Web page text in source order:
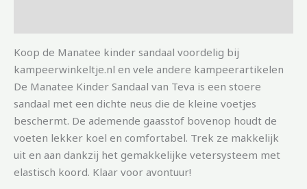
Koop de Manatee kinder sandaal voordelig bij
kampeerwinkeltje.nl en vele andere kampeerartikelen
De Manatee Kinder Sandaal van Teva is een stoere
sandaal met een dichte neus die de kleine voetjes
beschermt. De ademende gaasstof bovenop houdt de
voeten lekker koel en comfortabel. Trek ze makkelijk
uit en aan dankzij het gemakkelijke vetersysteem met
elastisch koord. Klaar voor avontuur!